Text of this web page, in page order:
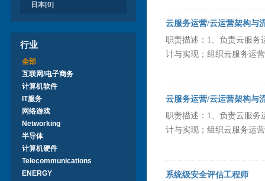
日本[0]
行业
全部
互联网/电子商务
计算机软件
IT服务
网络游戏
Networking
半导体
计算机硬件
Telecommunications
ENERGY
云服务运营/云运营架构与
职责描述：1、负责云服务
计与实现；组织云服务运
云服务运营/云运营架构与
职责描述：1、负责云服务
计与实现；组织云服务运
系统级安全评估工程师